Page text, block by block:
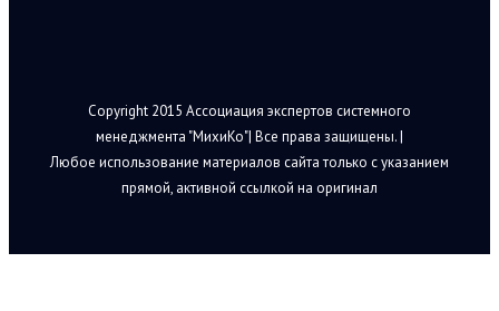
Copyright 2015 Ассоциация экспертов системного
менеджмента "МихиКо"| Все права защищены. |
Любое использование материалов сайта только с указанием
прямой, активной ссылкой на оригинал